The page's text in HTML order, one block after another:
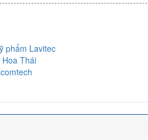
phẩm Lavitec
Thái